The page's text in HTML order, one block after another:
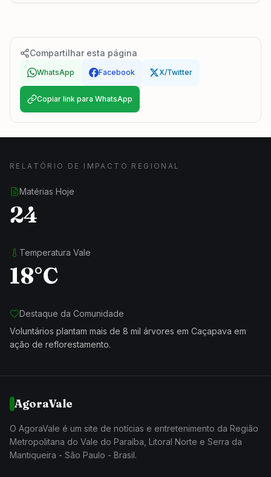
Compartilhar esta página
WhatsApp Facebook X/Twitter
Copiar link para WhatsApp
RELATÓRIO DE IMPACTO REGIONAL
Matérias Hoje
24
Temperatura Vale
18°C
Destaque da Comunidade
Voluntários plantam mais de 8 mil árvores em Caçapava em
ação de reflorestamento.
AgoraVale
O AgoraVale é um site de notícias e entretenimento da Região
Metropolitana do Vale do Paraíba, Litoral Norte e Serra da
Mantiqueira - São Paulo - Brasil.